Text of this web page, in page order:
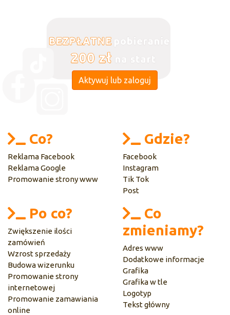
Aktywuj lub zaloguj
Co?
Reklama Facebook
Reklama Google
Promowanie strony www
Gdzie?
Facebook
Instagram
Tik Tok
Post
Po co?
Zwiększenie ilości
zamówień
Wzrost sprzedaży
Budowa wizerunku
Promowanie strony
internetowej
Promowanie zamawiania
online
Co
zmieniamy?
Adres www
Dodatkowe informacje
Grafika
Grafika w tle
Logotyp
Tekst główny